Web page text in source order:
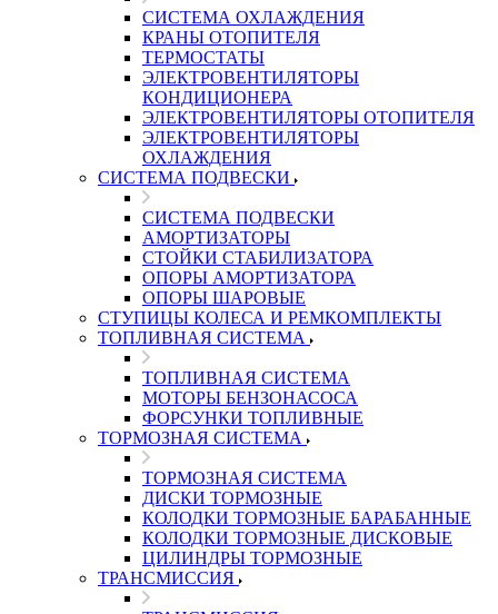
СИСТЕМА ОХЛАЖДЕНИЯ
КРАНЫ ОТОПИТЕЛЯ
ТЕРМОСТАТЫ
ЭЛЕКТРОВЕНТИЛЯТОРЫ
КОНДИЦИОНЕРА
ЭЛЕКТРОВЕНТИЛЯТОРЫ ОТОПИТЕЛЯ
ЭЛЕКТРОВЕНТИЛЯТОРЫ
ОХЛАЖДЕНИЯ
СИСТЕМА ПОДВЕСКИ
СИСТЕМА ПОДВЕСКИ
АМОРТИЗАТОРЫ
СТОЙКИ СТАБИЛИЗАТОРА
ОПОРЫ АМОРТИЗАТОРА
ОПОРЫ ШАРОВЫЕ
СТУПИЦЫ КОЛЕСА И РЕМКОМПЛЕКТЫ
ТОПЛИВНАЯ СИСТЕМА
ТОПЛИВНАЯ СИСТЕМА
МОТОРЫ БЕНЗОНАСОСА
ФОРСУНКИ ТОПЛИВНЫЕ
ТОРМОЗНАЯ СИСТЕМА
ТОРМОЗНАЯ СИСТЕМА
ДИСКИ ТОРМОЗНЫЕ
КОЛОДКИ ТОРМОЗНЫЕ БАРАБАННЫЕ
КОЛОДКИ ТОРМОЗНЫЕ ДИСКОВЫЕ
ЦИЛИНДРЫ ТОРМОЗНЫЕ
ТРАНСМИССИЯ